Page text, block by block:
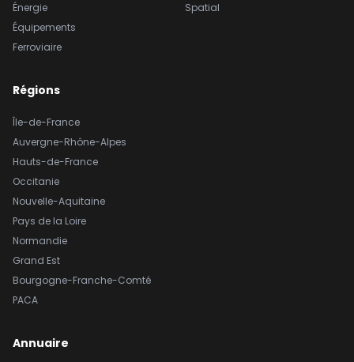
Énergie
Équipements
Ferroviaire
Spatial
Régions
Île-de-France
Auvergne-Rhône-Alpes
Hauts-de-France
Occitanie
Nouvelle-Aquitaine
Pays de la Loire
Normandie
Grand Est
Bourgogne-Franche-Comté
PACA
Annuaire